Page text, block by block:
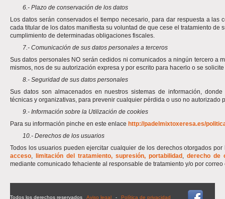
6.- Plazo de conservación de los datos
Los datos serán conservados el tiempo necesario, para dar respuesta a
cada titular de los datos manifiesta su voluntad de que cese el tratamiento
cumplimiento de determinadas obligaciones fiscales.
7.- Comunicación de sus datos personales a terceros
Sus datos personales NO serán cedidos ni comunicados a ningún tercero a
mismos, nos de su autorización expresa y por escrito para hacerlo o se
8.- Seguridad de sus datos personales
Sus datos son almacenados en nuestros sistemas de información,
técnicas y organizativas, para prevenir cualquier pérdida o uso no autorizado
9.- Información sobre la Utilización de cookies
Para su información pinche en este enlace http://padelmixtoxeresa.es/
10.- Derechos de los usuarios
Todos los usuarios pueden ejercitar cualquier de los derechos otorgados
acceso, limitación del tratamiento, supresión, portabilidad , derecho de
mediante comunicado fehaciente al responsable de tratamiento y/o por
Todos los derechos reservados Aviso legal - Política de privacidad